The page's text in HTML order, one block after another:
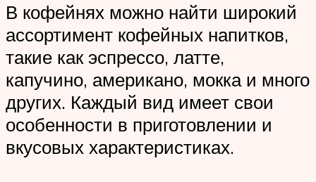
В кофейнях можно найти широкий
ассортимент кофейных напитков,
такие как эспрессо, латте,
капучино, американо, мокка и много
других. Каждый вид имеет свои
особенности в приготовлении и
вкусовых характеристиках.